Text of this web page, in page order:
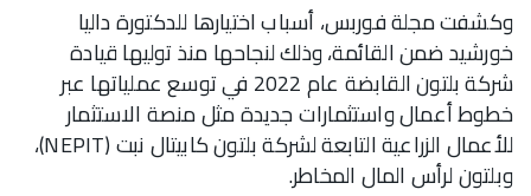
وكشفت مجلة فوربس، أسباب اختيارها للدكتورة داليا
خورشيد ضمن القائمة، وذلك لنجاحها منذ توليها قيادة
شركة بلتون القابضة عام 2022 في توسع عملياتها عبر
خطوط أعمال واستثمارات جديدة مثل منصة الاستثمار
للأعمال الزراعية التابعة لشركة بلتون كابيتال نبت (NEPIT)،
وبلتون لرأس المال المخاطر.